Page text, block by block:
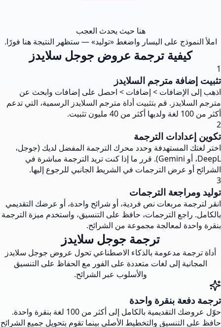
هنا حيث يحدث العجب
املأ النموذج على اليسار واضغط «توليد» — ستظهر النتيجة هنا فورًا.
كيفية ترجمة عروض جوجل سلايدز
1
تثبيت إضافة مترجم السلايدز
اذهب إلى الإضافات > إضافات > احصل على إضافات وابحث عن
مترجم السلايدز. قم بتثبيت أداة مترجم السلايدز الرسمية، التي تدعم
أكثر من 100 لغة ولديها أكثر من 40 مليون تثبيت.
2
تكوين إعدادات الترجمة
اختر لغتك المستهدفة وحدد محرك الترجمة المفضل لديك (جوجل،
DeepL، أو Gemini). قرر ما إذا كنت تريد الترجمة مباشرة في
الشرائح أو عرض الترجمات في الشريط الجانبي للرجوع إليها.
3
توليد ومراجعة الترجمات
انقر لترجمة مربعات نص فردية، أو شرائح واحدة، أو عرضك التقديمي
بالكامل. راجع الترجمات، حافظ على التنسيق، واستخدم ميزة الترجمة
بنقرة واحدة لمعالجة مجموعة من الشرائح.
ترجمة جوجل سلايدز
أداة ترجمة مدعومة بالذكاء الاصطناعي تحول عروض جوجل سلايدز
المجانية إلى لغات متعددة على الفور مع الحفاظ على التنسيق
والأسلوب عبر الشرائح.
ترجمة دفعة بنقرة واحدة
حوّل عروضك التقديمية بالكامل إلى أكثر من 100 لغة بنقرة واحدة.
حافظ على التنسيق والتخطيط الأصلي بينما تقوم بتحويل جميع الشرائح